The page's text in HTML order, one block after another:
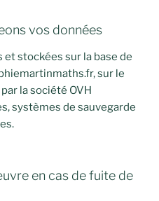
vos données
stockées sur la base de
sur le
la société OVH
systèmes de sauvegarde
en cas de fuite de